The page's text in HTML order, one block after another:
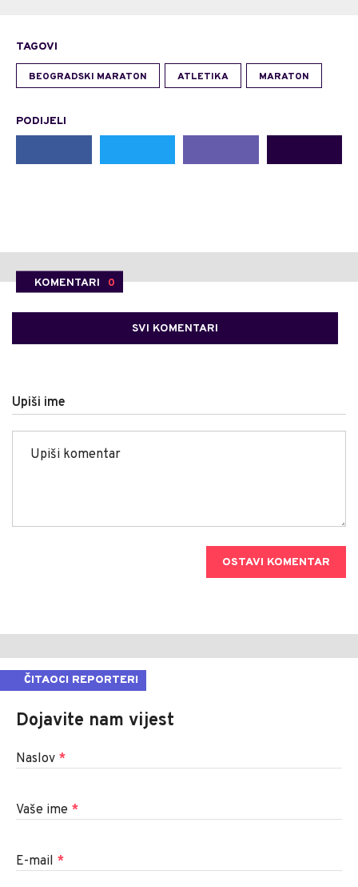
TAGOVI
BEOGRADSKI MARATON ATLETIKA MARATON
PODIJELI
KOMENTARI 0
SVI KOMENTARI
Upiši ime
OSTAVI KOMENTAR
ČITAOCI REPORTERI
Dojavite nam vijest
Naslov *
Vaše ime *
E-mail *